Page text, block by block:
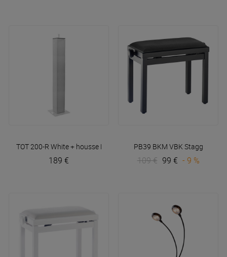
TOT 200-R White + housse Plugger
189 €
PB39 BKM VBKStagg
109 € 99 € - 9 %